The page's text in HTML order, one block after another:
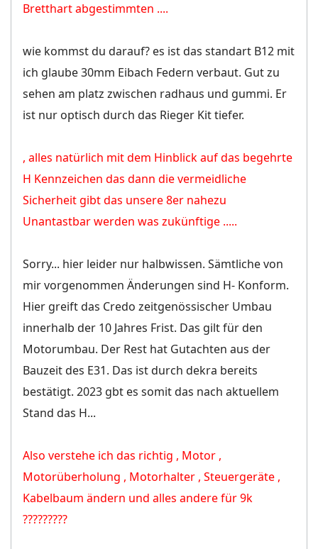
Bretthart abgestimmten ....
wie kommst du darauf? es ist das standart B12 mit
ich glaube 30mm Eibach Federn verbaut. Gut zu
sehen am platz zwischen radhaus und gummi. Er
ist nur optisch durch das Rieger Kit tiefer.
, alles natürlich mit dem Hinblick auf das begehrte
H Kennzeichen das dann die vermeidliche
Sicherheit gibt das unsere 8er nahezu
Unantastbar werden was zukünftige .....
Sorry... hier leider nur halbwissen. Sämtliche von
mir vorgenommen Änderungen sind H- Konform.
Hier greift das Credo zeitgenössischer Umbau
innerhalb der 10 Jahres Frist. Das gilt für den
Motorumbau. Der Rest hat Gutachten aus der
Bauzeit des E31. Das ist durch dekra bereits
bestätigt. 2023 gbt es somit das nach aktuellem
Stand das H...
Also verstehe ich das richtig , Motor ,
Motorüberholung , Motorhalter , Steuergeräte ,
Kabelbaum ändern und alles andere für 9k
?????????